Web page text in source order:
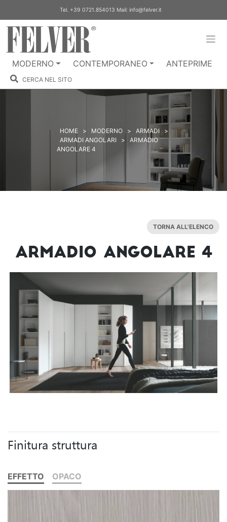
content
Tel. +39 0721.854013 Mail:info@felver.it
MODERNO CONTEMPORANEO ANTEPRIME
CERCA NEL SITO
HOME > MODERNO > ARMADI >
ARMADI ANGOLARI
>
ARMADIO
ANGOLARE 4
TORNA ALL'ELENCO
Armadio Angolare 4
Finitura struttura
EFFETTO OPACO